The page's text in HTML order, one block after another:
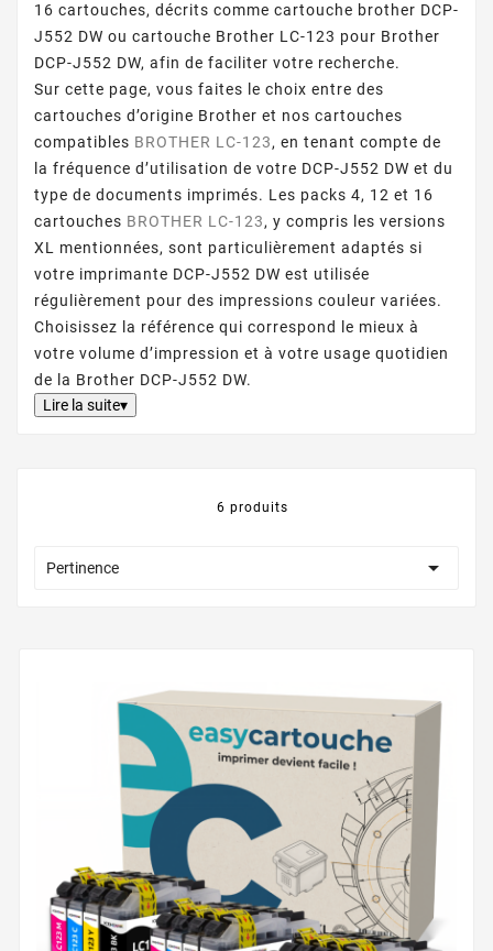
16 cartouches, décrits comme cartouche brother DCP-
J552 DW ou cartouche Brother LC-123 pour Brother
DCP-J552 DW, afin de faciliter votre recherche.
Sur cette page, vous faites le choix entre des
cartouches d’origine Brother et nos cartouches
compatibles BROTHER LC-123, en tenant compte de
la fréquence d’utilisation de votre DCP-J552 DW et du
type de documents imprimés. Les packs 4, 12 et 16
cartouches BROTHER LC-123, y compris les versions
XL mentionnées, sont particulièrement adaptés si
votre imprimante DCP-J552 DW est utilisée
régulièrement pour des impressions couleur variées.
Choisissez la référence qui correspond le mieux à
votre volume d’impression et à votre usage quotidien
de la Brother DCP-J552 DW.
Lire la suite▾
6 produits
Pertinence 